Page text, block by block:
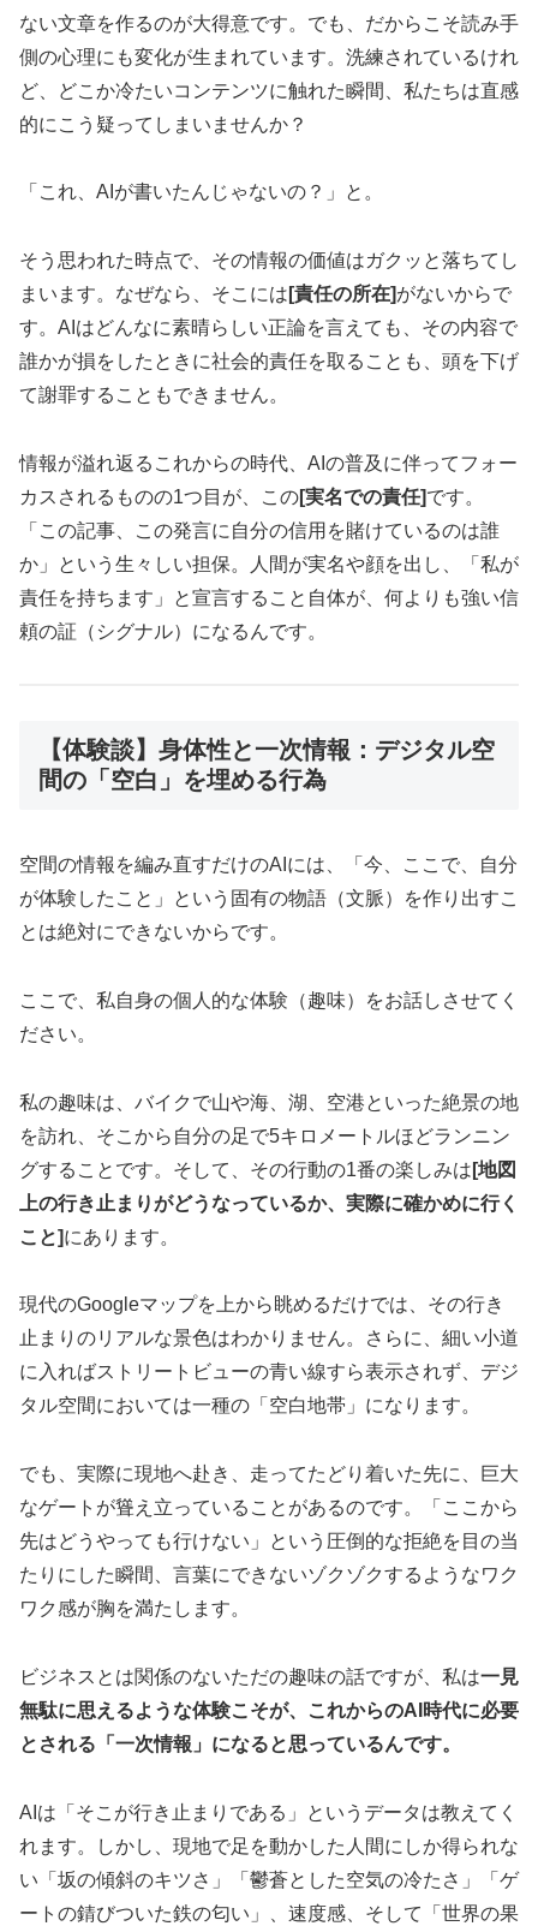
ない文章を作るのが大得意です。でも、だからこそ読み手
側の心理にも変化が生まれています。洗練されているけれ
ど、どこか冷たいコンテンツに触れた瞬間、私たちは直感
的にこう疑ってしまいませんか？
「これ、AIが書いたんじゃないの？」と。
そう思われた時点で、その情報の価値はガクッと落ちてし
まいます。なぜなら、そこには [責任の所在]がないからで
す。AIはどんなに素晴らしい正論を言えても、その内容で
誰かが損をしたときに社会的責任を取ることも、頭を下げ
て謝罪することもできません。
情報が溢れ返るこれからの時代、AIの普及に伴ってフォー
カスされるものの1つ目が、この[実名での責任]です。
「この記事、この発言に自分の信用を賭けているのは誰
か」という生々しい担保。人間が実名や顔を出し、「私が
責任を持ちます」と宣言すること自体が、何よりも強い信
頼の証（シグナル）になるんです。
【体験談】身体性と一次情報：デジタル空
間の「空白」を埋める行為
空間の情報を編み直すだけのAIには、「今、ここで、自分
が体験したこと」という固有の物語（文脈）を作り出すこ
とは絶対にできないからです。
ここで、私自身の個人的な体験（趣味）をお話しさせてく
ださい。
私の趣味は、バイクで山や海、湖、空港といった絶景の地
を訪れ、そこから自分の足で5キロメートルほどランニン
グすることです。そして、その行動の1番の楽しみは [地図
上の行き止まりがどうなっているか、実際に確かめに行く
こと]にあります。
現代のGoogleマップを上から眺めるだけでは、その行き
止まりのリアルな景色はわかりません。さらに、細い小道
に入ればストリートビューの青い線すら表示されず、デジ
タル空間においては一種の「空白地帯」になります。
でも、実際に現地へ赴き、走ってたどり着いた先に、巨大
なゲートが聳え立っていることがあるのです。「ここから
先はどうやっても行けない」という圧倒的な拒絶を目の当
たりにした瞬間、言葉にできないゾクゾクするようなワク
ワク感が胸を満たします。
ビジネスとは関係のないただの趣味の話ですが、私は一見
無駄に思えるような体験こそが、これからのAI時代に必要
とされる「一次情報」になると思っているんです。
AIは「そこが行き止まりである」というデータは教えてく
れます。しかし、現地で足を動かした人間にしか得られな
い「坂の傾斜のキツさ」「鬱蒼とした空気の冷たさ」「ゲ
ートの錆びついた鉄の匂い」、速度感、そして「世界の果